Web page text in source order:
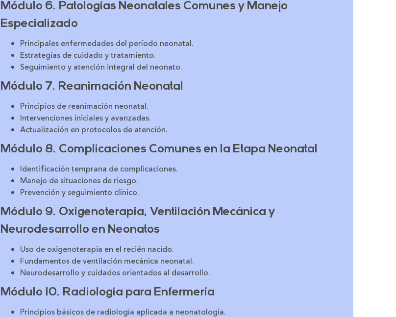
Módulo 6. Patologías Neonatales Comunes y Manejo
Especializado
Principales enfermedades del período neonatal.
Estrategias de cuidado y tratamiento.
Seguimiento y atención integral del neonato.
Módulo 7. Reanimación Neonatal
Principios de reanimación neonatal.
Intervenciones iniciales y avanzadas.
Actualización en protocolos de atención.
Módulo 8. Complicaciones Comunes en la Etapa Neonatal
Identificación temprana de complicaciones.
Manejo de situaciones de riesgo.
Prevención y seguimiento clínico.
Módulo 9. Oxigenoterapia, Ventilación Mecánica y
Neurodesarrollo en Neonatos
Uso de oxigenoterapia en el recién nacido.
Fundamentos de ventilación mecánica neonatal.
Neurodesarrollo y cuidados orientados al desarrollo.
Módulo 10. Radiología para Enfermería
Principios básicos de radiología aplicada a neonatología.